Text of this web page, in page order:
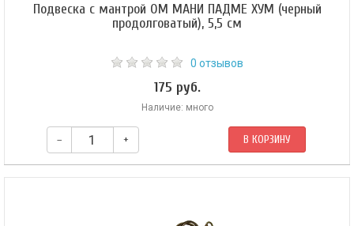
Подвеска с мантрой ОМ МАНИ ПАДМЕ ХУМ (черный
продолговатый), 5,5 см
0 отзывов
175 руб.
Наличие: много
– + В КОРЗИНУ